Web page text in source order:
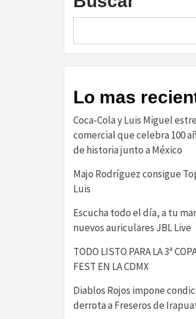
Lo mas
Coca-Cola y Luis Miguel
comercial que celebra 100
de historia junto a México
Majo Rodríguez consigue
Luis
Escucha todo el día, a tu
nuevos auriculares JBL Live
TODO LISTO PARA LA 3ª
FEST EN LA CDMX
Diablos Rojos impone
derrota a Freseros de